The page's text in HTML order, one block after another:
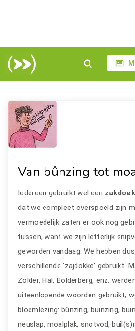
Van bûnzing tot
Iedereen gebruikt wel een zakdoek
dat we compleet overspoeld zijn
vermoedelijk zaten er ook nog
tussen, want we zijn letterlijk
geworden vandaag. We hebben
verschillende 'zajdokke' gebruikt.
Zolder, Hal, Bolderberg, enz.
uiteenlopende woorden gebruikt,
bloemlezing: bûnzing, buinzing,
neuslap, moalplak, snotvod,